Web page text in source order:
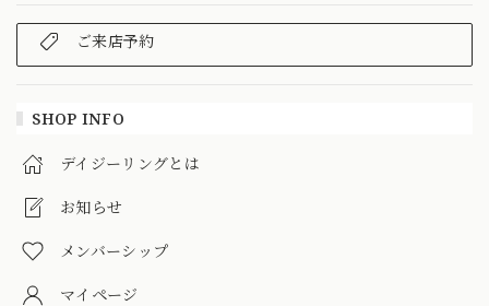
ご来店予約
SHOP INFO
デイジーリングとは
お知らせ
メンバーシップ
マイページ